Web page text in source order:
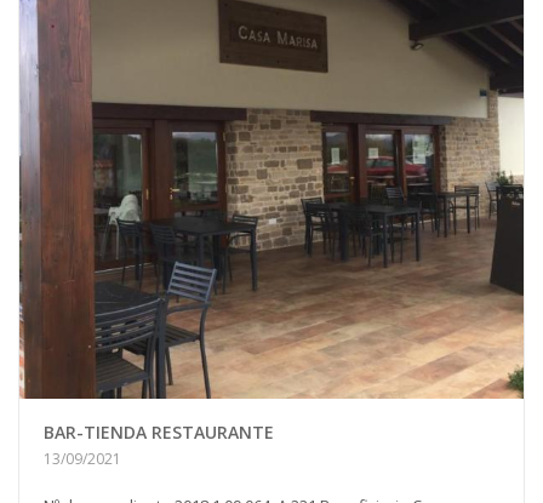
BAR-TIENDA RESTAURANTE
13/09/2021